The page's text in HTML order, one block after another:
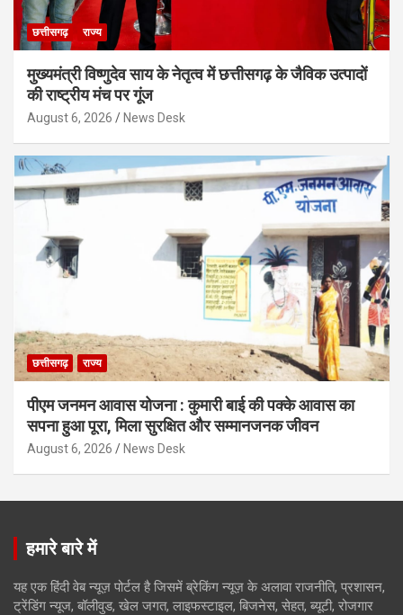
छत्तीसगढ़ राज्य
मुख्यमंत्री विष्णुदेव साय के नेतृत्व में छत्तीसगढ़ के जैविक उत्पादों
की राष्ट्रीय मंच पर गूंज
August 6, 2026 News Desk
छत्तीसगढ़ राज्य
पीएम जनमन आवास योजना : कुमारी बाई की पक्के आवास का
सपना हुआ पूरा, मिला सुरक्षित और सम्मानजनक जीवन
August 6, 2026 News Desk
हमारे बारे में
यह एक हिंदी वेब न्यूज़ पोर्टल है जिसमें ब्रेकिंग न्यूज़ के अलावा राजनीति, प्रशासन,
ट्रेंडिंग न्यूज, बॉलीवुड, खेल जगत, लाइफस्टाइल, बिजनेस, सेहत, ब्यूटी, रोजगार